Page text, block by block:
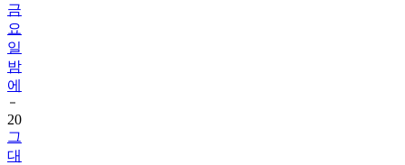
금
요
일
밤
에
20
그
대